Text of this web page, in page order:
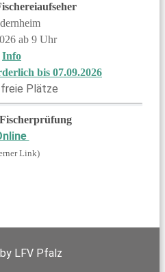
ab 9 Uhr
Info
bis 07.09.2026
Plätze
Link)
LFV Pfalz